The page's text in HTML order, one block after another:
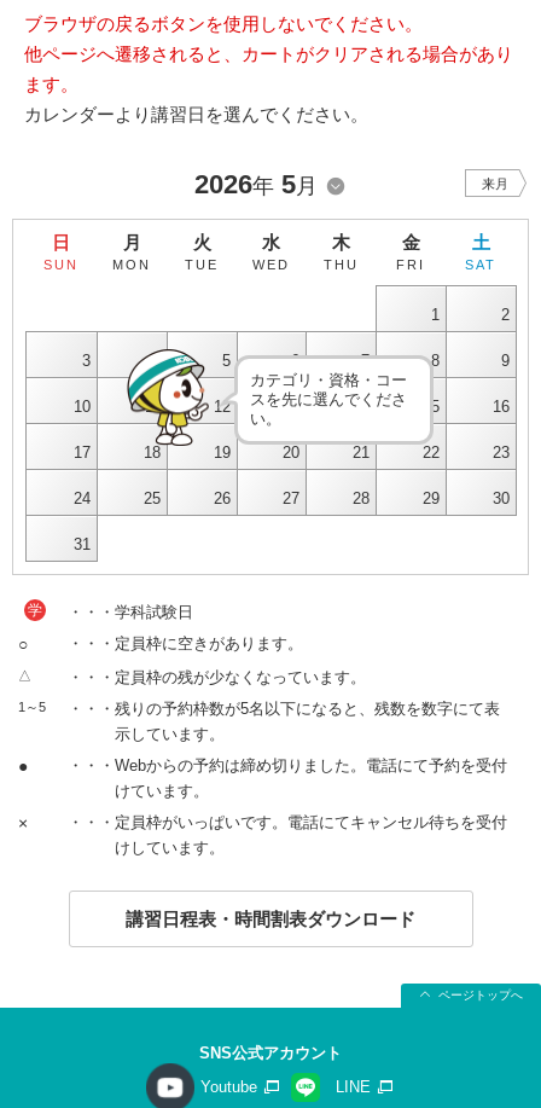
ブラウザの戻るボタンを使用しないでください。
他ページへ遷移されると、カートがクリアされる場合があり
ます。
カレンダーより講習日を選んでください。
2026年 5月 来月
日
SUN
月
MON
火
TUE
水
WED
木
THU
金
FRI
土
SAT
1 2
3 4 5 6 7 8 9
10 11 12 13 14 15 16
17 18 19 20 21 22 23
24 25 26 27 28 29 30
31
カテゴリ・資格・コー
スを先に選んでくださ
い。
学 ・・・学科試験日
○ ・・・定員枠に空きがあります。
△ ・・・定員枠の残が少なくなっています。
1～5
・・・残りの予約枠数が5名以下になると、残数を数字にて表
示しています。
●
・・・Webからの予約は締め切りました。電話にて予約を受付
けています。
×
・・・定員枠がいっぱいです。電話にてキャンセル待ちを受付
けしています。
講習日程表・時間割表ダウンロード
ページトップへ
SNS公式アカウント
Youtube
LINE